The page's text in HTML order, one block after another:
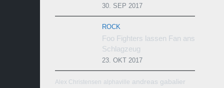
30. SEP 2017
ROCK
Foo Fighters lassen Fan ans
Schlagzeug
23. OKT 2017
Alex Christensen alphaville andreas gabalier